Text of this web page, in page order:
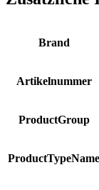
Brand
Artikelnummer
ProductGroup
ProductTypeName